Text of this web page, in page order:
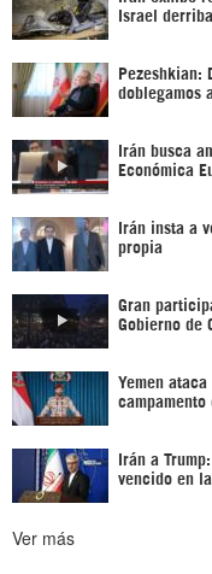
Israel
Pezeshkian:
doblegamos
Irán busca
Económica
Irán insta a
propia
Gran
Gobierno de
Yemen
campamento
Irán a
vencido en
Ver más